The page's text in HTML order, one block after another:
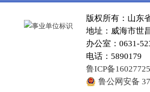
版权所有：山东
地址：威海市世
办公室：0631-
电话：5890179
鲁ICP备
鲁公网安备